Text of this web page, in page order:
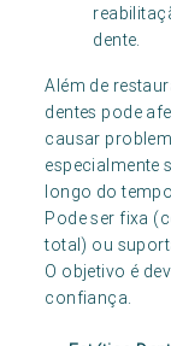
dente.
Além de
dentes pode
causar
especialmente
longo do
Pode ser fixa
total) ou
O objetivo é
confiança.